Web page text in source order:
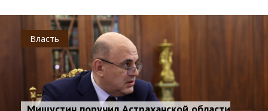
Власть